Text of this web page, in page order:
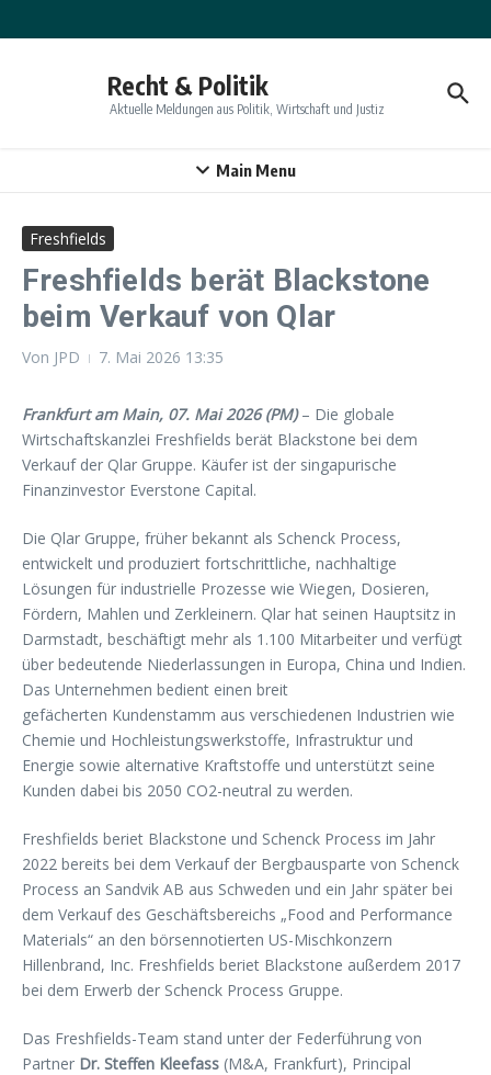
Recht & Politik
Aktuelle Meldungen aus Politik, Wirtschaft und Justiz
Main Menu
Freshfields
Freshfields berät Blackstone
beim Verkauf von Qlar
Von JPD 7. Mai 2026 13:35
Frankfurt am Main, 07. Mai 2026 (PM)– Die globale
Wirtschaftskanzlei Freshfields berät Blackstone bei dem
Verkauf der Qlar Gruppe. Käufer ist der singapurische
Finanzinvestor Everstone Capital.
Die Qlar Gruppe, früher bekannt als Schenck Process,
entwickelt und produziert fortschrittliche, nachhaltige
Lösungen für industrielle Prozesse wie Wiegen, Dosieren,
Fördern, Mahlen und Zerkleinern. Qlar hat seinen Hauptsitz in
Darmstadt, beschäftigt mehr als 1.100 Mitarbeiter und verfügt
über bedeutende Niederlassungen in Europa, China und Indien.
Das Unternehmen bedient einen breit
gefächerten Kundenstamm aus verschiedenen Industrien wie
Chemie und Hochleistungswerkstoffe, Infrastruktur und
Energie sowie alternative Kraftstoffe und unterstützt seine
Kunden dabei bis 2050 CO2-neutral zu werden.
Freshfields beriet Blackstone und Schenck Process im Jahr
2022 bereits bei dem Verkauf der Bergbausparte von Schenck
Process an Sandvik AB aus Schweden und ein Jahr später bei
dem Verkauf des Geschäftsbereichs „Food and Performance
Materials“ an den börsennotierten US-Mischkonzern
Hillenbrand, Inc. Freshfields beriet Blackstone außerdem 2017
bei dem Erwerb der Schenck Process Gruppe.
Das Freshfields-Team stand unter der Federführung von
Partner Dr. Steffen Kleefass (M&A, Frankfurt), Principal